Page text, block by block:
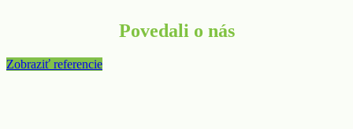
Povedali o nás
Zobraziť referencie